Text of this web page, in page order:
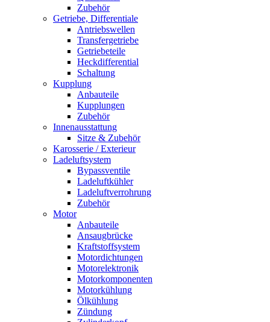
Zubehör
Getriebe, Differentiale
Antriebswellen
Transfergetriebe
Getriebeteile
Heckdifferential
Schaltung
Kupplung
Anbauteile
Kupplungen
Zubehör
Innenausstattung
Sitze & Zubehör
Karosserie / Exterieur
Ladeluftsystem
Bypassventile
Ladeluftkühler
Ladeluftverrohrung
Zubehör
Motor
Anbauteile
Ansaugbrücke
Kraftstoffsystem
Motordichtungen
Motorelektronik
Motorkomponenten
Motorkühlung
Ölkühlung
Zündung